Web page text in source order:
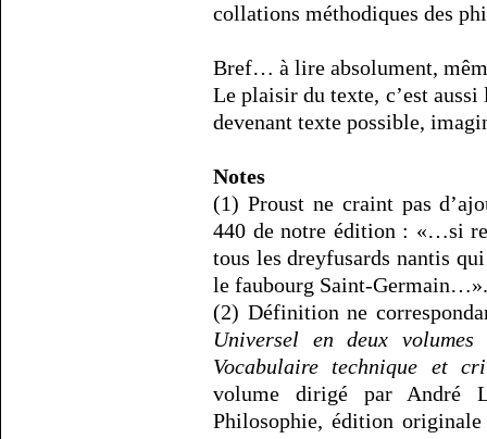
collations méthodiques des
Bref… à lire absolument,
Le plaisir du texte, c’est
devenant texte possible,
Notes
(1) Proust ne craint pas
440 de notre édition : «…si
tous les dreyfusards nantis
le faubourg Saint-Germain…».
(2) Définition ne
Universel en deux volumes
Vocabulaire technique et
volume dirigé par André
Philosophie, édition